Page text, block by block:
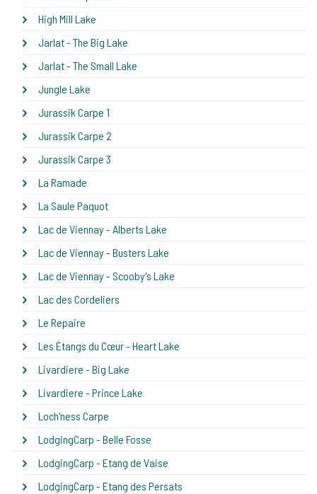
High Mill Lake
Jarlat - The Big Lake
Jarlat - The Small Lake
Jungle Lake
Jurassik Carpe 1
Jurassik Carpe 2
Jurassik Carpe 3
La Ramade
La Saule Paquot
Lac de Viennay - Alberts Lake
Lac de Viennay - Busters Lake
Lac de Viennay - Scooby's Lake
Lac des Cordeliers
Le Repaire
Les Étangs du Cœur - Heart Lake
Livardiere - Big Lake
Livardiere - Prince Lake
Loch'ness Carpe
LodgingCarp - Belle Fosse
LodgingCarp - Etang de Vaise
LodgingCarp - Etang des Persats